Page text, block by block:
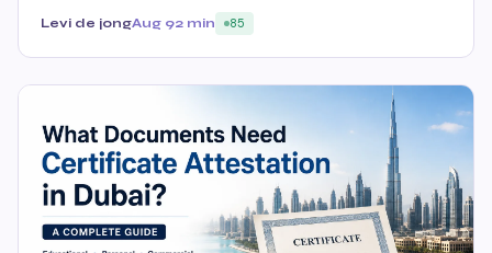
Levi de jongAug 92 min 85